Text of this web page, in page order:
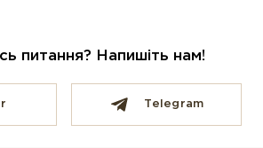
питання? Напишіть нам!
Telegram